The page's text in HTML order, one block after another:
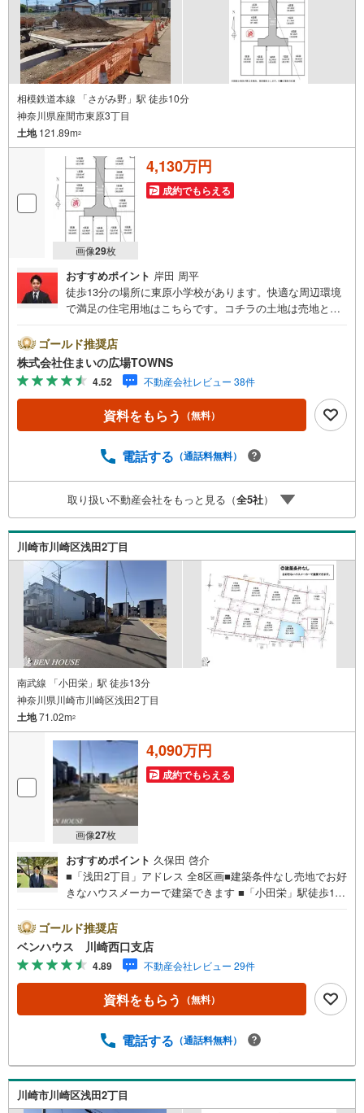
相模鉄道本線 「さがみ野」駅 徒歩10分
神奈川県座間市東原3丁目
土地121.89m2
画像29枚
4,130万円
成約でもらえる
おすすめポイント 岸田 周平
徒歩13分の場所に東原小学校があります。快適な周辺環境
で満足の住宅用地はこちらです。コチラの土地は売地とな
分圏内に立地しています。容積率・高さ制限が緩いことに
加え、3000平米までの店舗等の住宅以外の建築物も建てる
ことが可能な第一種住居地域です。土地面積は121.89平米
（公簿）です。【年中無休/9:00～21:00】人気物件は特に
お問い合わせが集中するため、お早めにお電話下さい。
「室内・現地を見学する」ボタンよりご予約頂くとご見学
○住宅ローンのご相談○ライフプランのシミュレーション■
他社様掲載物件も併せてご紹介可能ですのでお気軽にお問
い合わせ下さい♪駐車場もございますので、お車でのお越
しも大歓迎です！
ゴールド推奨店
株式会社住まいの広場TOWNS
4.52 不動産会社レビュー 38件
資料をもらう （無料）
電話する （通話料無料）
取り扱い不動産会社をもっと見る（全5社）
川崎市川崎区浅田2丁目
南武線 「小田栄」駅 徒歩13分
神奈川県川崎市川崎区浅田2丁目
土地71.02m2
画像27枚
4,090万円
成約でもらえる
おすすめポイント 久保田 啓介
■「浅田2丁目」アドレス 全8区画■建築条件なし売地でお好
きなハウスメーカーで建築できます ■「小田栄」駅徒歩13
便14分利用可能！■ご見学をご希望のお客様、平日・休日
問わず ご対応させていただきます。■また、オンライン案
内・相談などにも対応しております。 どうぞ お気軽に
ご連絡下さい。その他にも・・・●「この物件以外にも何件
か一緒に物件を見てみたい」●「私はローンいくら借りられ
るのだろう？」●「買替えなので、自宅がいくらで売却でき
「頭金は、どれくらいないと買えないの？」●「自営業者は
らないことばかり・・・。ご安心ください!!お力になれる事
がございましたら、誠心誠意 お手伝いをさせていただきま
す。【ベンハウス】にお任せ下さい！
ゴールド推奨店
ベンハウス 川崎西口支店
4.89 不動産会社レビュー 29件
資料をもらう （無料）
電話する （通話料無料）
川崎市川崎区浅田2丁目